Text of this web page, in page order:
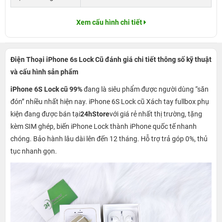
Xem cấu hình chi tiết
Điện Thoại iPhone 6s Lock Cũ đánh giá chi tiết thông số kỹ thuật
và cấu hình sản phẩm
iPhone 6S Lock cũ 99%đang là siêu phẩm được người dùng “săn
đón” nhiều nhất hiện nay. iPhone 6S Lock cũ Xách tay fullbox phụ
kiện đang được bán tại24hStorevới giá rẻ nhất thị trường, tặng
kèm SIM ghép, biến iPhone Lock thành iPhone quốc tế nhanh
chóng. Bảo hành lâu dài lên đến 12 tháng. Hỗ trợ trả góp 0%, thủ
tục nhanh gọn.